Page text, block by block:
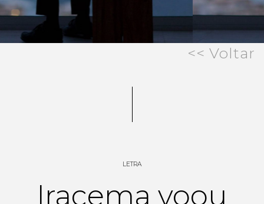
<< Voltar
LETRA
Iracema voou